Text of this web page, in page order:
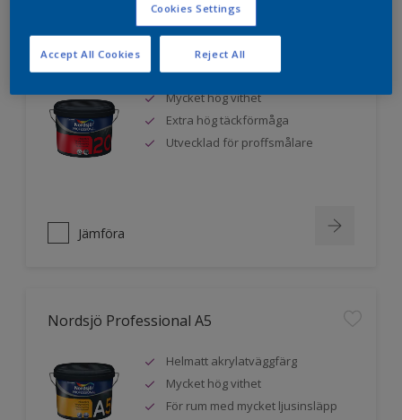
Nordsjö Professional 20
Mycket hög vithet
Extra hög täckförmåga
Utvecklad för proffsmålare
Jämföra
Nordsjö Professional A5
Helmatt akrylatväggfärg
Mycket hög vithet
För rum med mycket ljusinsläpp
Cookies Settings
Reject All
Accept All Cookies